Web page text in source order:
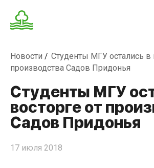
Новости
Студенты МГУ остались в
производства Садов Придонья
Студенты МГУ
восторге от
Садов Придонья
17 июля 2018